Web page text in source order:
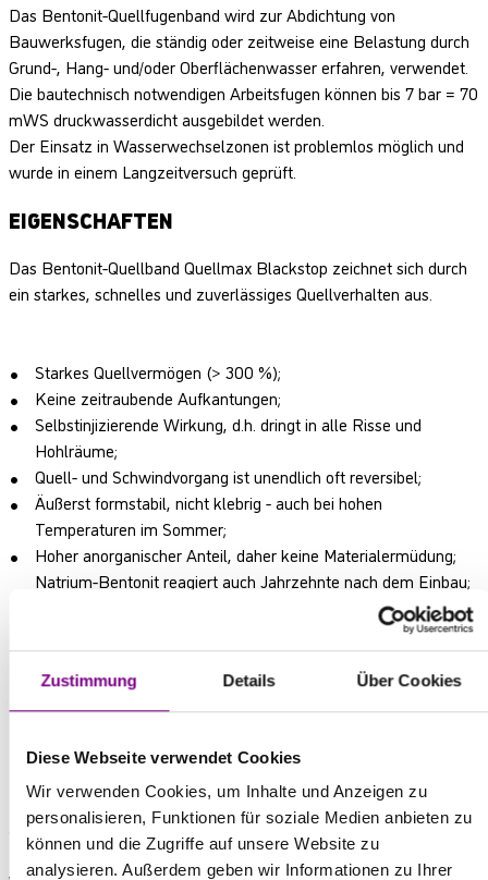
Zustimmung Details Über Cookies
Diese Webseite verwendet Cookies
Wir verwenden Cookies, um Inhalte und Anzeigen zu
personalisieren, Funktionen für soziale Medien anbieten zu
können und die Zugriffe auf unsere Website zu
analysieren. Außerdem geben wir Informationen zu Ihrer
Das Bentonit-Quellfugenband wird zur Abdichtung von
Bauwerksfugen, die ständig oder zeitweise eine Belastung durch
Grund-, Hang- und/oder Oberflächenwasser erfahren, verwendet.
Die bautechnisch notwendigen Arbeitsfugen können bis 7 bar = 70
mWS druckwasserdicht ausgebildet werden.
Der Einsatz in Wasserwechselzonen ist problemlos möglich und
wurde in einem Langzeitversuch geprüft.
EIGENSCHAFTEN
Das Bentonit-Quellband Quellmax Blackstop zeichnet sich durch
ein starkes, schnelles und zuverlässiges Quellverhalten aus.
Starkes Quellvermögen (> 300 %);
Keine zeitraubende Aufkantungen;
Selbstinjizierende Wirkung, d.h. dringt in alle Risse und
Hohlräume;
Quell- und Schwindvorgang ist unendlich oft reversibel;
Äußerst formstabil, nicht klebrig - auch bei hohen
Temperaturen im Sommer;
Hoher anorganischer Anteil, daher keine Materialermüdung;
Natrium-Bentonit reagiert auch Jahrzehnte nach dem Einbau;
Positive Unterstützung des Selbstheilungsprozesses in der
Kein negativer Einfluss auf den in der Praxis bewährten
Baustellenablauf.
keine Trinkwassergefährdung.
FARBTÖNE
Schwarz/Dunkelgrau.